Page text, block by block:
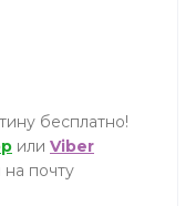
бесплатно!
или Viber
почту